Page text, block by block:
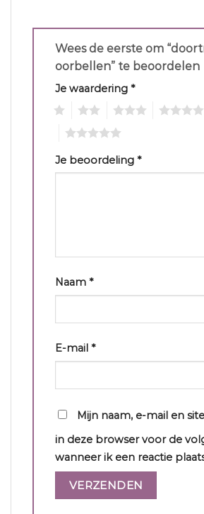
Wees de eerste om
oorbellen” te beoordelen
Je waardering *
Je beoordeling *
Naam *
E-mail *
Mijn naam, e-mail en
in deze browser voor de
wanneer ik een reactie